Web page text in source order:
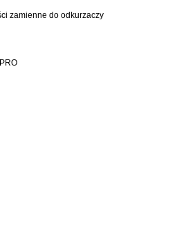
zamienne do odkurzaczy